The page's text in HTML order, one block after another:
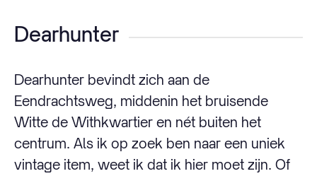
Dearhunter
Dearhunter bevindt zich aan de
Eendrachtsweg, middenin het bruisende
Witte de Withkwartier en nét buiten het
centrum. Als ik op zoek ben naar een uniek
vintage item, weet ik dat ik hier moet zijn. Of